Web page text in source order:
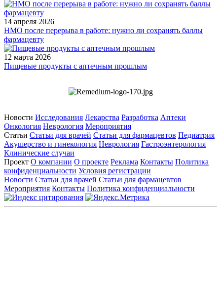
14 апреля 2026
НМО после перерыва в работе: нужно ли сохранять баллы
фармацевту
12 марта 2026
Пищевые продукты с аптечным прошлым
Новости Исследования Лекарства Разработка Аптеки
Онкология Неврология Мероприятия
Статьи Статьи для врачей Статьи для фармацевтов Педиатрия
Акушерство и гинекология Неврология Гастроэнтерология
Клинические случаи
Проект О компании О проекте Реклама Контакты Политика
конфиденциальности Условия регистрации
Новости Статьи для врачей Статьи для фармацевтов
Мероприятия Контакты Политика конфиденциальности